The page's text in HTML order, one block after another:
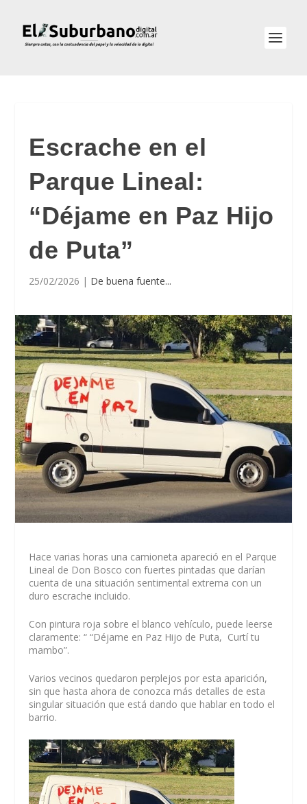
Escrache en el
Parque Lineal:
“Déjame en Paz Hijo
de Puta”
25/02/2026 | De buena fuente...
Hace varias horas una camioneta apareció en el Parque
Lineal de Don Bosco con fuertes pintadas que darían
cuenta de una situación sentimental extrema con un
duro escrache incluido.
Con pintura roja sobre el blanco vehículo, puede leerse
claramente: “ “Déjame en Paz Hijo de Puta, Curtí tu
mambo”.
Varios vecinos quedaron perplejos por esta aparición,
sin que hasta ahora de conozca más detalles de esta
singular situación que está dando que hablar en todo el
barrio.